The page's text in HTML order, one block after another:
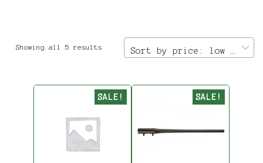
Showing all 5 results
SALE! SALE!